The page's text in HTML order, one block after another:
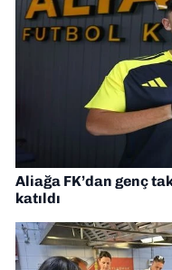
Aliağa FK’dan genç
katıldı